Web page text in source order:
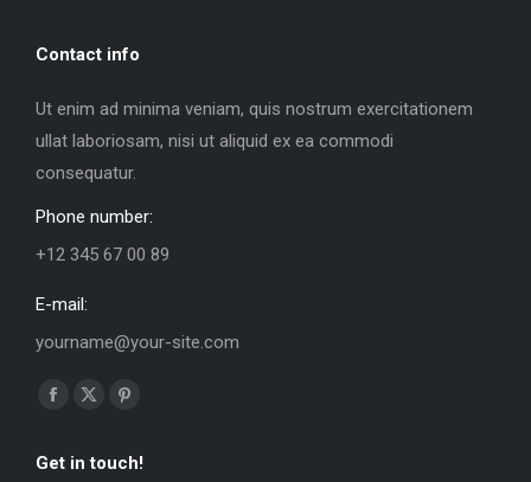
Contact info
Ut enim ad minima veniam, quis nostrum exercitationem
ullat laboriosam, nisi ut aliquid ex ea commodi
consequatur.
Phone number:
+12 345 67 00 89
E-mail:
yourname@your-site.com
Trouvez nous sur :
La
Facebook
La
X
La
Pinterest
Get in touch!